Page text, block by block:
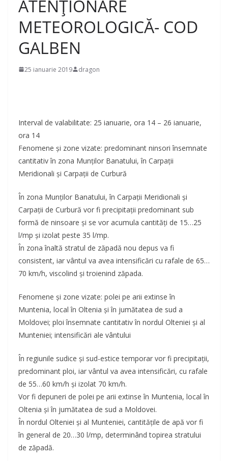
ATENȚIONARE
METEOROLOGICĂ- COD
GALBEN
25 ianuarie 2019 dragon
Interval de valabilitate: 25 ianuarie, ora 14 – 26 ianuarie,
ora 14
Fenomene și zone vizate: predominant ninsori însemnate
cantitativ în zona Munților Banatului, în Carpații
Meridionali și Carpații de Curbură
În zona Munților Banatului, în Carpații Meridionali și
Carpații de Curbură vor fi precipitații predominant sub
formă de ninsoare și se vor acumula cantități de 15…25
l/mp și izolat peste 35 l/mp.
În zona înaltă stratul de zăpadă nou depus va fi
consistent, iar vântul va avea intensificări cu rafale de 65…
70 km/h, viscolind și troienind zăpada.
Fenomene și zone vizate: polei pe arii extinse în
Muntenia, local în Oltenia și în jumătatea de sud a
Moldovei; ploi însemnate cantitativ în nordul Olteniei și al
Munteniei; intensificări ale vântului
În regiunile sudice și sud-estice temporar vor fi precipitații,
predominant ploi, iar vântul va avea intensificări, cu rafale
de 55…60 km/h și izolat 70 km/h.
Vor fi depuneri de polei pe arii extinse în Muntenia, local în
Oltenia și în jumătatea de sud a Moldovei.
În nordul Olteniei și al Munteniei, cantitățile de apă vor fi
în general de 20…30 l/mp, determinând topirea stratului
de zăpadă.